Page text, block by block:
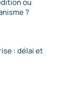
?
: délai et